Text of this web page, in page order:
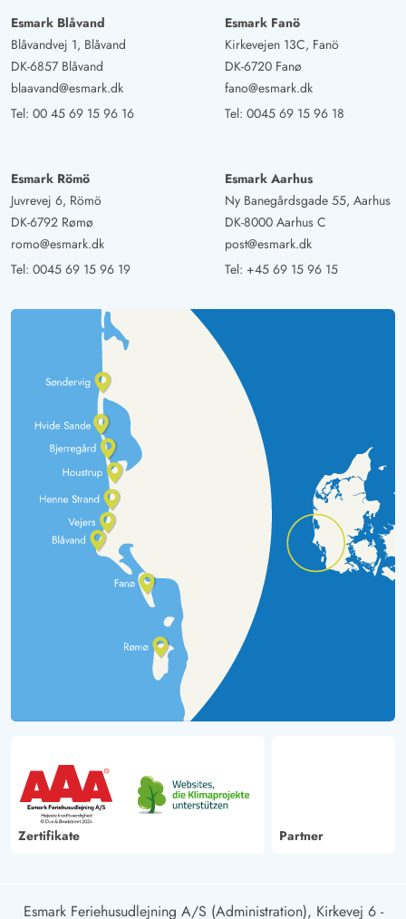
Esmark Blåvand
Blåvandvej 1, Blåvand
DK-6857 Blåvand
blaavand@esmark.dk
Tel: 00 45 69 15 96 16
Esmark Fanö
Kirkevejen 13C, Fanö
DK-6720 Fanø
fano@esmark.dk
Tel: 0045 69 15 96 18
Esmark Römö
Juvrevej 6, Römö
DK-6792 Rømø
romo@esmark.dk
Tel: 0045 69 15 96 19
Esmark Aarhus
Ny Banegårdsgade 55, Aarhus
DK-8000 Aarhus C
post@esmark.dk
Tel: +45 69 15 96 15
Zertifikate Partner
Esmark Feriehusudlejning A/S (Administration), Kirkevej 6 -